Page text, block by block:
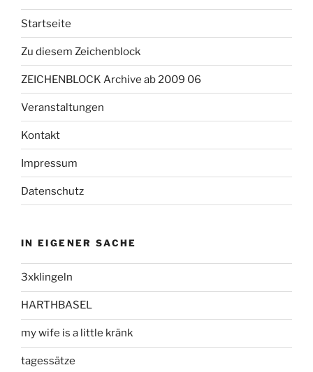
Startseite
Zu diesem Zeichenblock
ZEICHENBLOCK Archive ab 2009 06
Veranstaltungen
Kontakt
Impressum
Datenschutz
IN EIGENER SACHE
3xklingeln
HARTHBASEL
my wife is a little kränk
tagessätze